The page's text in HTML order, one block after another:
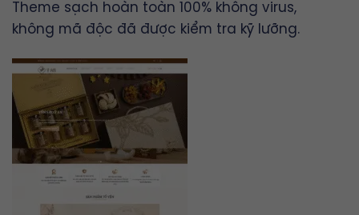
Theme sạch hoàn toàn 100% không virus,
không mã độc đã được kiểm tra kỹ lưỡng.